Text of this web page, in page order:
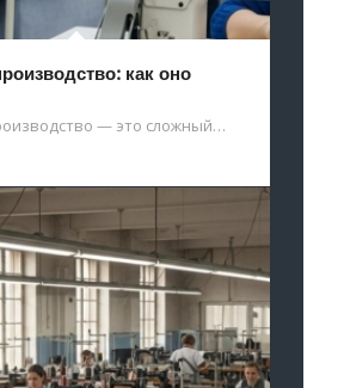
как оно
— это сложный…